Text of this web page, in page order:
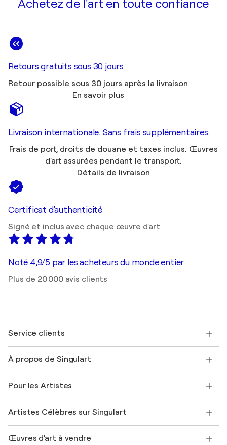
Achetez de l'art en toute confiance
Retours gratuits sous 30 jours
Retour possible sous 30 jours après la livraison
En savoir plus
Livraison internationale. Sans frais supplémentaires.
Frais de port, droits de douane et taxes inclus. Œuvres
d'art assurées pendant le transport.
Détails de livraison
Certificat d'authenticité
Signé et inclus avec chaque œuvre d'art
Noté 4,9/5 par les acheteurs du monde entier
Plus de 20 000 avis clients
Service clients
Expédition
Offrir une carte cadeau
Rejoignez notre programme commercial
Mon compte
+33 1 76 44 06 42
À propos de Singulart
FAQ
Magazine Singulart
Emplois
Découvrez une sélection d'art original
Pour les Artistes
Se connecter en tant qu'Artiste
Artistes Célèbres sur Singulart
Marc Chagall
Œuvres d'art à vendre